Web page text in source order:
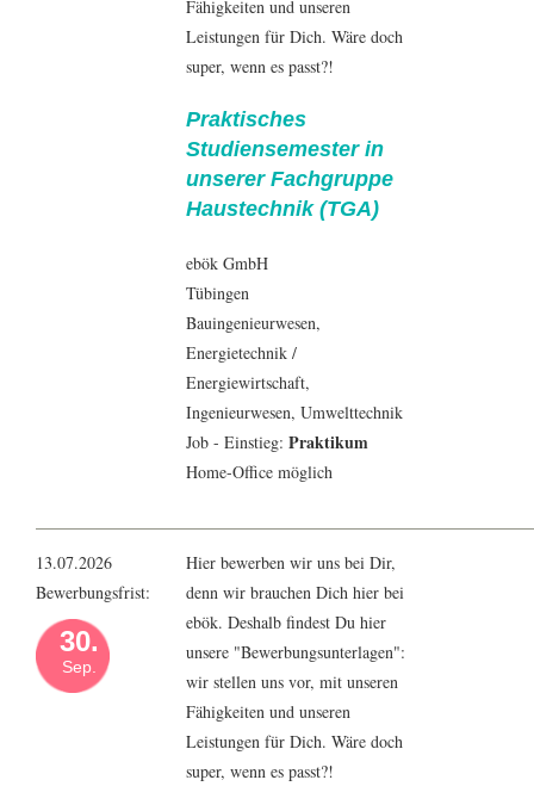
Fähigkeiten und unseren
Leistungen für Dich. Wäre doch
super, wenn es passt?!
Praktisches
Studiensemester in
unserer Fachgruppe
Haustechnik (TGA)
ebök GmbH
Tübingen
Bauingenieurwesen,
Energietechnik /
Energiewirtschaft,
Ingenieurwesen, Umwelttechnik
Job - Einstieg: Praktikum
Home-Office möglich
13.07.2026
Bewerbungsfrist:
30.
Sep.
Hier bewerben wir uns bei Dir,
denn wir brauchen Dich hier bei
ebök. Deshalb findest Du hier
unsere "Bewerbungsunterlagen":
wir stellen uns vor, mit unseren
Fähigkeiten und unseren
Leistungen für Dich. Wäre doch
super, wenn es passt?!